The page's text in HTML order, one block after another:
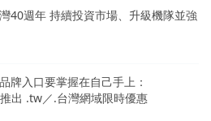
40週年 持續投資市場、升級機隊並強
牌入口要掌握在自己手上：
出 .tw／.台灣網域限時優惠